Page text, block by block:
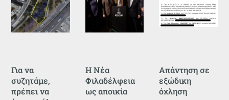
Για να
συζητάμε,
πρέπει να
Η Νέα
Φιλαδέλφεια
ως αποικία
Απάντηση σε
εξώδικη
όχληση